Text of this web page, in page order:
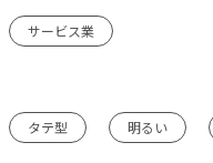
サービス業
タテ型 明るい